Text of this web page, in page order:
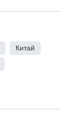
Китай